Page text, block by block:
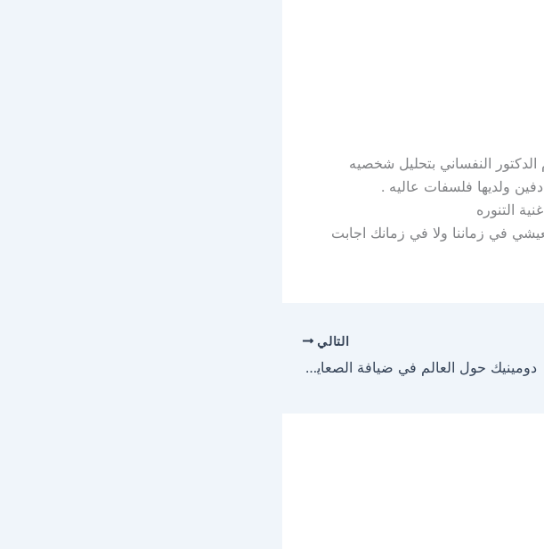
النفساني بتحليل شخصيه
ولديها فلسفات عاليه .
التنوره
في زماننا ولا في زمانك اجابت
التالي
دومينيك حول العالم في ضيافة الصعايدة .ماذا فعلوا بها